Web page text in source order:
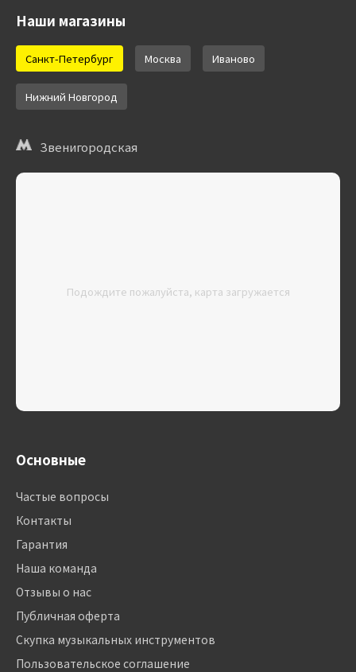
Наши магазины
Санкт-Петербург Москва Иваново
Нижний Новгород
Звенигородская
Подождите пожалуйста, карта загружается
Основные
Частые вопросы
Контакты
Гарантия
Наша команда
Отзывы о нас
Публичная оферта
Скупка музыкальных инструментов
Пользовательское соглашение